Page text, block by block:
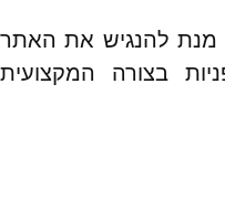
מנת להנגיש את האתר
בצורה המקצועית